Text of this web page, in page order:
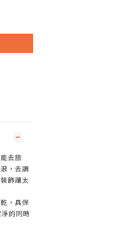
去旅
，去調
飾讓太
，具保
的同時